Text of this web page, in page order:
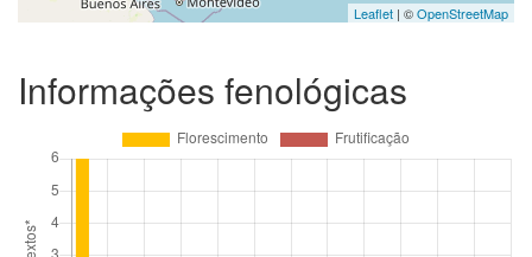
Leaflet | ©OpenStreetMap
Informações fenológicas